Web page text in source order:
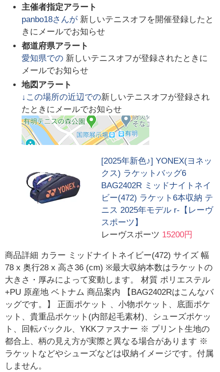
主催者指定アラート
panbo18さんが 新しいテニスオフを開催登録したと
きにメールでお知らせ
都道府県アラート
愛知県での 新しいテニスオフが登録されたときに
メールでお知らせ
地図アラート
↓この場所の近辺での新しいテニスオフが登録され
たときにメールでお知らせ
[2025年新色♪] YONEX(ヨネッ
クス) ラケットバッグ6
BAG2402R ミッドナイトネイ
ビー(472) ラケット6本収納 テ
ニス 2025年モデル r-【レーヴ
スポーツ】
レーヴスポーツ 15200円
商品詳細 カラー ミッドナイトネイビー(472) サイズ 幅
78 x 奥行28 x 高さ36 (cm) ※最大収納本数はラケットの
大きさ・厚みによって変動します。 材質 ポリエステル
+PU 原産地 ベトナム 商品案内 【BAG2402Rはこんなバ
ッグです。】 正面ポケット 、小物ポケット、底面ポケ
ット、貴重品ポケット(内部起毛素材)、シューズポケッ
ト、回転バックル、YKKファスナー ※ プリント生地の
都合上、柄の見え方が実際と異なる場合があります ※
ラケットなどやシューズなどは収納イメージです。付属
しません。